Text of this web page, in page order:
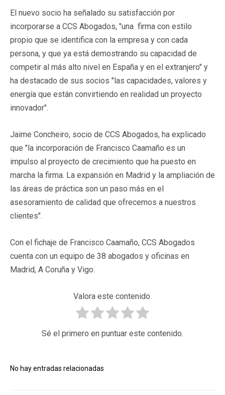
El nuevo socio ha señalado su satisfacción por
incorporarse a CCS Abogados, "una firma con estilo
propio que se identifica con la empresa y con cada
persona, y que ya está demostrando su capacidad de
competir al más alto nivel en España y en el extranjero" y
ha destacado de sus socios "las capacidades, valores y
energía que están convirtiendo en realidad un proyecto
innovador".
Jaime Concheiro, socio de CCS Abogados, ha explicado
que "la incorporación de Francisco Caamaño es un
impulso al proyecto de crecimiento que ha puesto en
marcha la firma. La expansión en Madrid y la ampliación de
las áreas de práctica son un paso más en el
asesoramiento de calidad que ofrecemos a nuestros
clientes".
Con el fichaje de Francisco Caamaño, CCS Abogados
cuenta con un equipo de 38 abogados y oficinas en
Madrid, A Coruña y Vigo.
Valora este contenido.
Sé el primero en puntuar este contenido.
No hay entradas relacionadas